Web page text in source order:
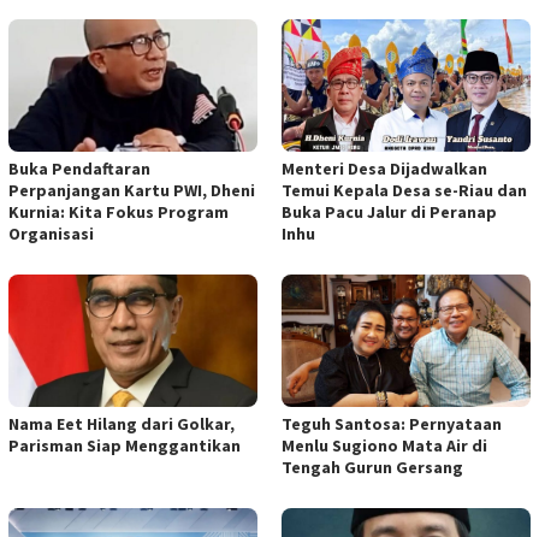
Buka Pendaftaran
Perpanjangan Kartu PWI, Dheni
Kurnia: Kita Fokus Program
Organisasi
Menteri Desa Dijadwalkan
Temui Kepala Desa se-Riau dan
Buka Pacu Jalur di Peranap
Inhu
Nama Eet Hilang dari Golkar,
Parisman Siap Menggantikan
Teguh Santosa: Pernyataan
Menlu Sugiono Mata Air di
Tengah Gurun Gersang